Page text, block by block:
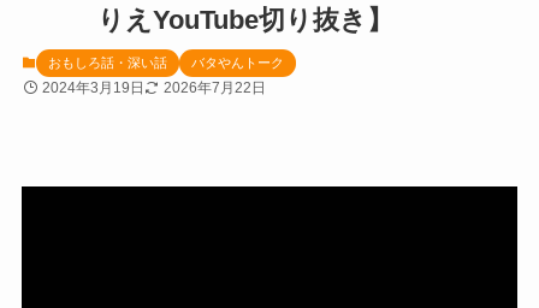
りえYouTube切り抜き】
おもしろ話・深い話 バタやんトーク
2024年3月19日 2026年7月22日